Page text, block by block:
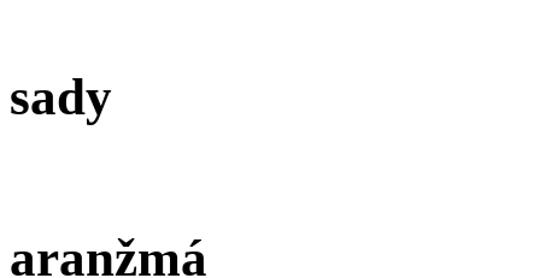
sady
aranžmá